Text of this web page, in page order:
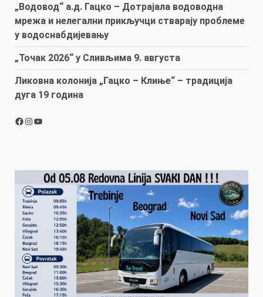
„Водовод“ а.д. Гацко – Дотрајала водоводна
мрежа и нелегални прикључци стварају проблеме
у водоснабдијевању
„Точак 2026“ у Сливљима 9. августа
Ликовна колонија „Гацко – Клиње“ – традиција
дуга 19 година
Facebook
Instagram
YouTube